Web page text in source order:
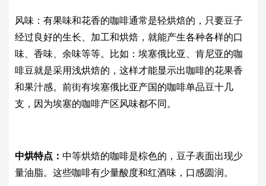
风味：有果味和花香的咖啡通常是轻烘焙的，只要豆子
经过良好的生长、加工和烘焙，就能产生各种各样的口
味、香味、余味等等。比如：埃塞俄比亚、肯尼亚的咖
啡豆就是采用浅烘焙的，这样才能显示出咖啡的花果香
和果汁感。前街有埃塞俄比亚产国的咖啡单品豆十几
支，因为埃塞的咖啡产区风味都不同。
中烘特点： 中等烘焙的咖啡是棕色的，豆子表面出现少
量油脂。这些咖啡有少量酸度和红酒味，口感圆润。